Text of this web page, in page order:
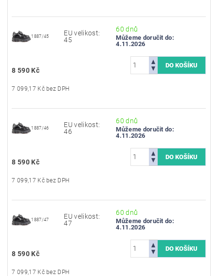
1887/45
EU velikost:
45
60 dnů
Můžeme doručit do:
4.11.2026
8 590 Kč
7 099,17 Kč bez DPH
1887/46
EU velikost:
46
60 dnů
Můžeme doručit do:
4.11.2026
8 590 Kč
7 099,17 Kč bez DPH
1887/47
EU velikost:
47
60 dnů
Můžeme doručit do:
4.11.2026
8 590 Kč
7 099,17 Kč bez DPH